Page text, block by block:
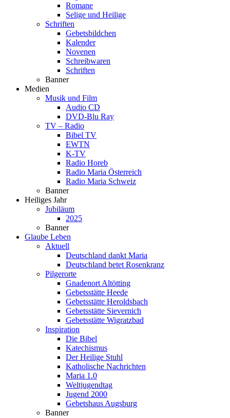
Romane
Selige und Heilige
Schriften
Gebetsbildchen
Kalender
Novenen
Schreibwaren
Schriften
Banner
Medien
Musik und Film
Audio CD
DVD-Blu Ray
TV – Radio
Bibel TV
EWTN
K-TV
Radio Horeb
Radio Maria Österreich
Radio Maria Schweiz
Banner
Heiliges Jahr
Jubiläum
2025
Banner
Glaube Leben
Aktuell
Deutschland dankt Maria
Deutschland betet Rosenkranz
Pilgerorte
Gnadenort Altötting
Gebetsstätte Heede
Gebetsstätte Heroldsbach
Gebetsstätte Sievernich
Gebetsstätte Wigratzbad
Inspiration
Die Bibel
Katechismus
Der Heilige Stuhl
Katholische Nachrichten
Maria 1.0
Weltjugendtag
Jugend 2000
Gebetshaus Augsburg
Banner